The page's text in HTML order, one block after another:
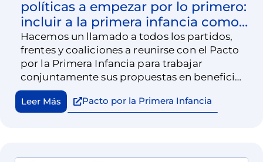
políticas a empezar por lo primero:
incluir a la primera infancia como
prioridad en sus proyectos de
nación
Hacemos un llamado a todos los partidos,
frentes y coaliciones a reunirse con el Pacto
por la Primera Infancia para trabajar
conjuntamente sus propuestas en beneficio
de la niñez temprana.
Leer Más Pacto por la Primera Infancia